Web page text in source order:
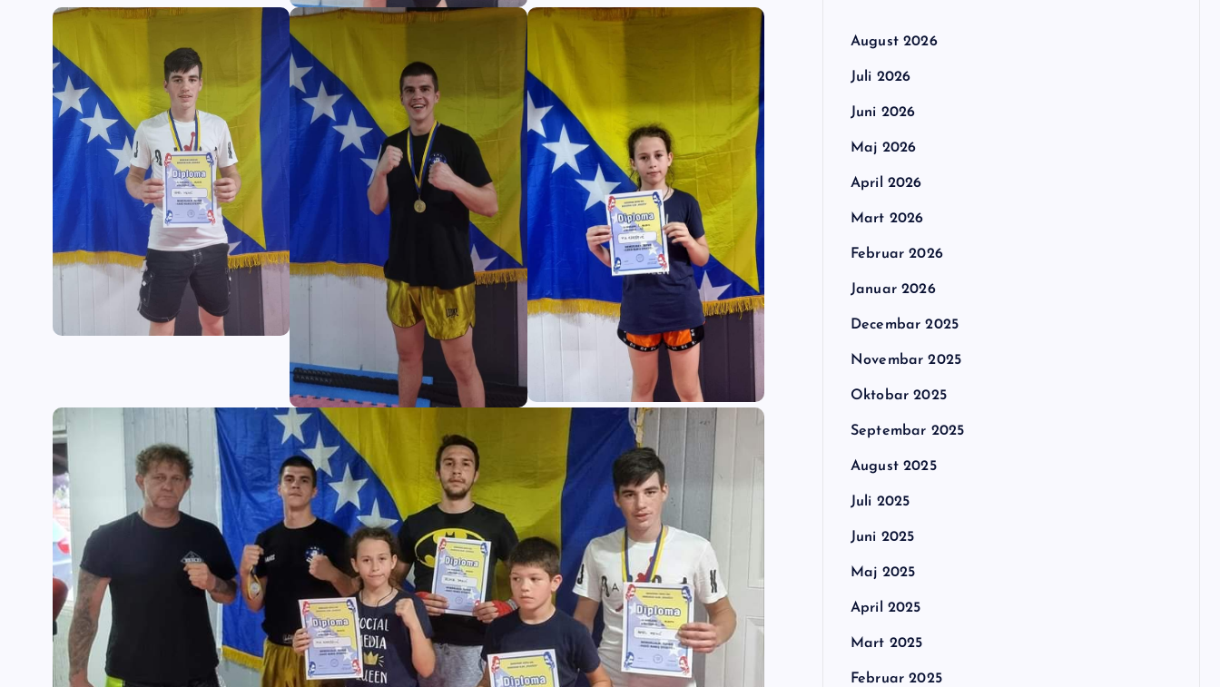
August 2026
Juli 2026
Juni 2026
Maj 2026
April 2026
Mart 2026
Februar 2026
Januar 2026
Decembar 2025
Novembar 2025
Oktobar 2025
Septembar 2025
August 2025
Juli 2025
Juni 2025
Maj 2025
April 2025
Mart 2025
Februar 2025